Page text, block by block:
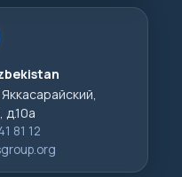
д.10а
81 12